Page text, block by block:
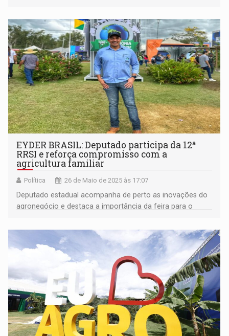
EYDER BRASIL: Deputado participa da 12ª
RRSI e reforça compromisso com a
agricultura familiar
Política 26 de Maio de 2025 às 17:07
Deputado estadual acompanha de perto as inovações do
agronegócio e destaca a importância da feira para o